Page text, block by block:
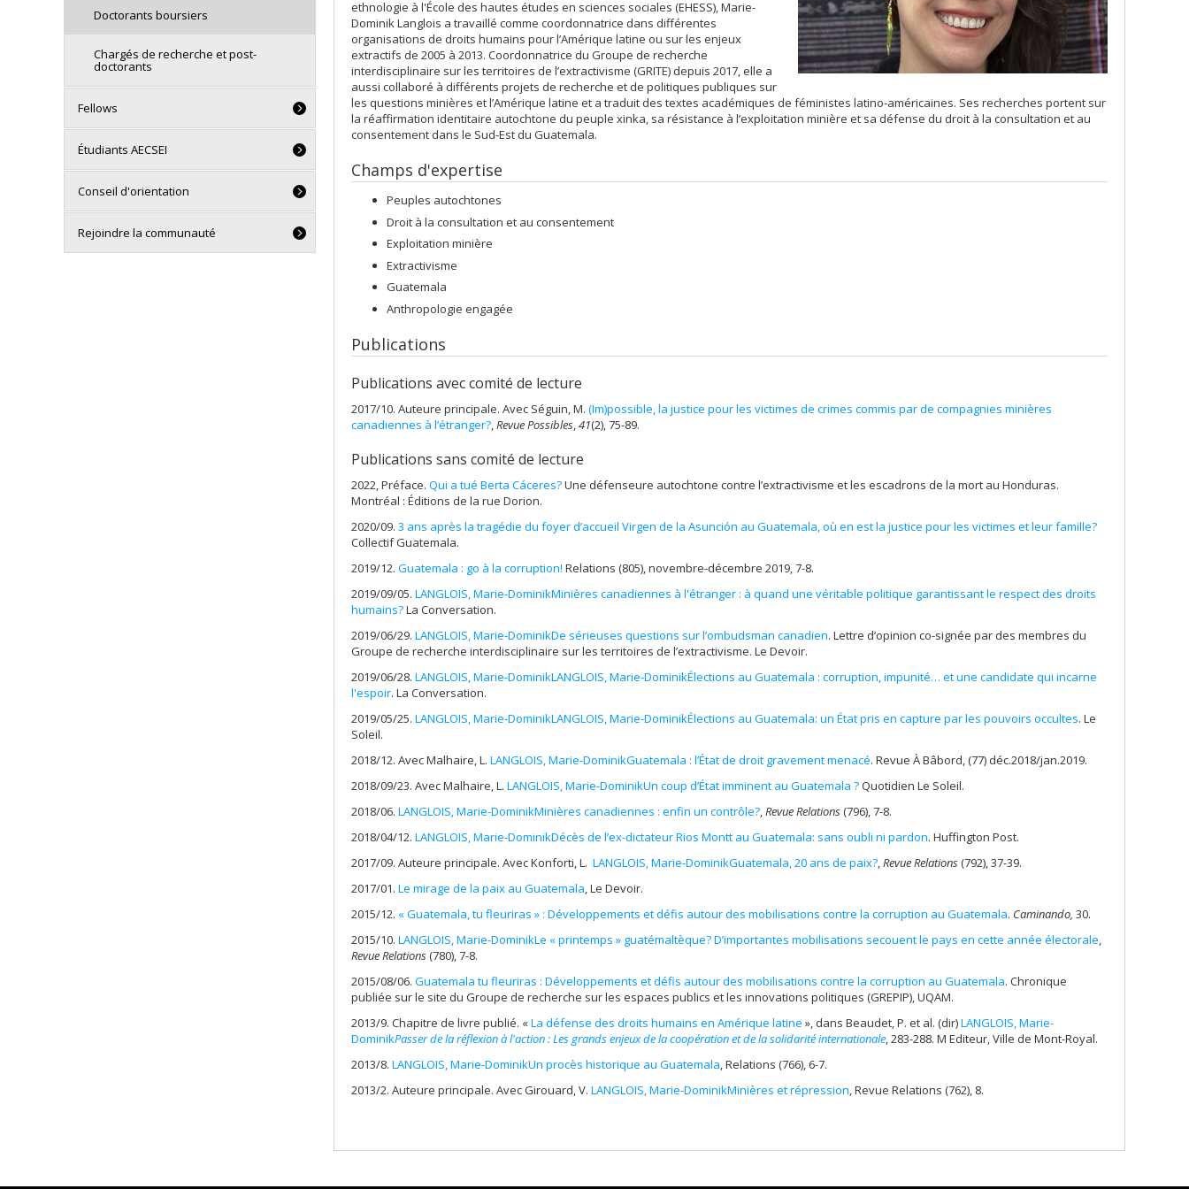
ethnologie à l'École des hautes études en sciences sociales (EHESS), Marie-
Dominik Langlois a travaillé comme coordonnatrice dans différentes
organisations de droits humains pour l’Amérique latine ou sur les enjeux
extractifs de 2005 à 2013. Coordonnatrice du Groupe de recherche
interdisciplinaire sur les territoires de l’extractivisme (GRITE) depuis 2017, elle a
aussi collaboré à différents projets de recherche et de politiques publiques sur
les questions minières et l’Amérique latine et a traduit des textes académiques de féministes latino-américaines. Ses recherches portent sur
la réaffirmation identitaire autochtone du peuple xinka, sa résistance à l’exploitation minière et sa défense du droit à la consultation et au
consentement dans le Sud-Est du Guatemala.
Champs d'expertise
Peuples autochtones
Droit à la consultation et au consentement
Exploitation minière
Extractivisme
Guatemala
Anthropologie engagée
Publications
Publications avec comité de lecture
2017/10. Auteure principale. Avec Séguin, M. (Im)possible, la justice pour les victimes de crimes commis par de compagnies minières
canadiennes à l’étranger? Revue Possibles 41(2), 75-89.
Publications sans comité de lecture
2022, Préface. Qui a tué Berta Cáceres?Une défenseure autochtone contre l’extractivisme et les escadrons de la mort au Honduras.
Montréal : Éditions de la rue Dorion.
2020/09. 3 ans après la tragédie du foyer d’accueil Virgen de la Asunción au Guatemala, où en est la justice pour les victimes et leur famille?
Collectif Guatemala.
2019/12. Guatemala : go à la corruption! Relations (805), novembre-décembre 2019, 7-8.
2019/09/05. LANGLOIS, Marie-DominikMinières canadiennes à l'étranger : à quand une véritable politique garantissant le respect des droits
humains?La Conversation.
2019/06/29. LANGLOIS, Marie-DominikDe sérieuses questions sur l’ombudsman canadien. Lettre d’opinion co-signée par des membres du
Groupe de recherche interdisciplinaire sur les territoires de l’extractivisme. Le Devoir.
2019/06/28. LANGLOIS, Marie-DominikLANGLOIS, Marie-DominikÉlections au Guatemala : corruption, impunité… et une candidate qui incarne
l'espoir. La Conversation.
2019/05/25. LANGLOIS, Marie-DominikLANGLOIS, Marie-DominikÉlections au Guatemala: un État pris en capture par les pouvoirs occultes. Le
Soleil.
2018/12. Avec Malhaire, L. LANGLOIS, Marie-DominikGuatemala : l’État de droit gravement menacé. Revue À Bâbord, (77) déc.2018/jan.2019.
2018/09/23. Avec Malhaire, L. LANGLOIS, Marie-DominikUn coup d’État imminent au Guatemala ?Quotidien Le Soleil.
2018/06. LANGLOIS, Marie-DominikMinières canadiennes : enfin un contrôle? Revue Relations(796), 7-8.
2018/04/12. LANGLOIS, Marie-DominikDécès de l’ex-dictateur Rios Montt au Guatemala: sans oubli ni pardon. Huffington Post.
2017/09. Auteure principale. Avec Konforti, L. LANGLOIS, Marie-DominikGuatemala, 20 ans de paix? Revue Relations(792), 37-39.
2017/01. Le mirage de la paix au Guatemala , Le Devoir.
2015/12. « Guatemala, tu fleuriras » : Développements et défis autour des mobilisations contre la corruption au Guatemala. Caminando, 30.
2015/10. LANGLOIS, Marie-DominikLe « printemps » guatémaltèque? D’importantes mobilisations secouent le pays en cette année électorale
Revue Relations(780), 7-8.
2015/08/06. Guatemala tu fleuriras : Développements et défis autour des mobilisations contre la corruption au Guatemala. Chronique
publiée sur le site du Groupe de recherche sur les espaces publics et les innovations politiques (GREPIP), UQAM.
2013/9. Chapitre de livre publié. «La défense des droits humains en Amérique latine », dans Beaudet, P. et al. (dir)LANGLOIS, Marie-
DominikPasser de la réflexion àl'action: Les grands enjeux de la coopération et de la solidarité internationale , 283-288. M Editeur, Ville de Mont-Royal.
2013/8. LANGLOIS, Marie-DominikUn procès historique au Guatemala , Relations (766), 6-7.
2013/2. Auteure principale. Avec Girouard, V. LANGLOIS, Marie-DominikMinières et répression , Revue Relations (762), 8.
Doctorants boursiers
Chargés de recherche et post-
doctorants
Fellows
Étudiants AECSEI
Conseil d'orientation
Rejoindre la communauté